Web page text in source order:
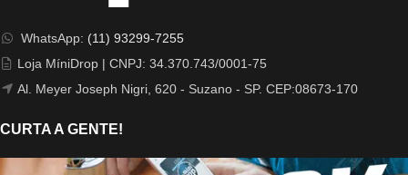
WhatsApp: (11) 93299-7255
Loja MíniDrop | CNPJ: 34.370.743/0001-75
Al. Meyer Joseph Nigri, 620 - Suzano - SP. CEP:08673-170
CURTA A GENTE!